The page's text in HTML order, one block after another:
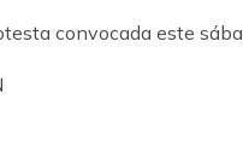
convocada este